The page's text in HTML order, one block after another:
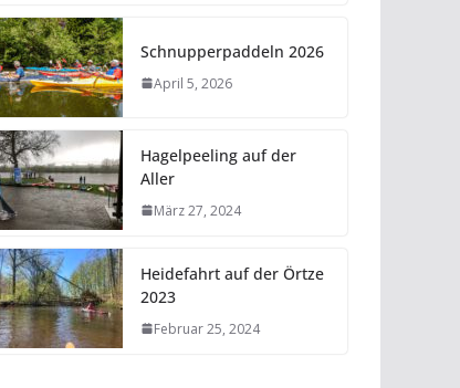
Schnupperpaddeln 2026
April 5, 2026
Hagelpeeling auf der
Aller
März 27, 2024
Heidefahrt auf der Örtze
2023
Februar 25, 2024